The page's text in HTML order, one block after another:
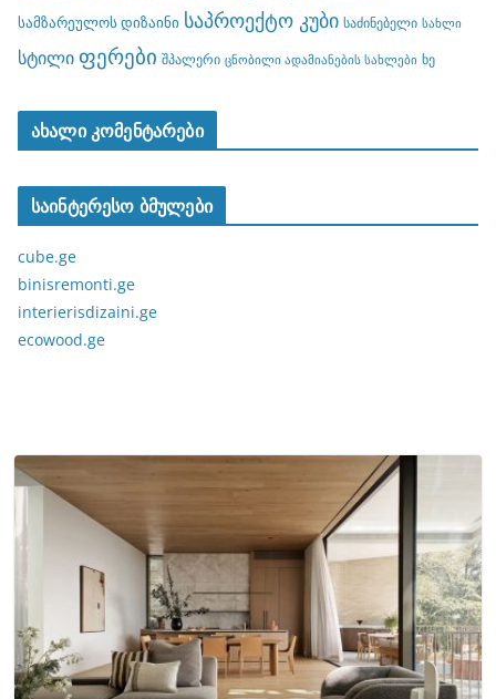
სამზარეულოს დიზაინი საპროექტო კუბი საძინებელი სახლი
სტილი ფერები შპალერი ცნობილი ადამიანების სახლები ხე
ახალი კომენტარები
საინტერესო ბმულები
cube.ge
binisremonti.ge
interierisdizaini.ge
ecowood.ge